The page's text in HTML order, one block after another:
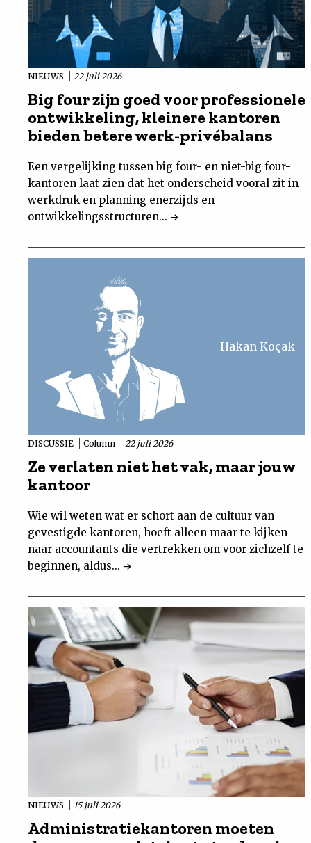
NIEUWS 22 juli 2026
Big four zijn goed voor professionele
ontwikkeling, kleinere kantoren
bieden betere werk-privébalans
Een vergelijking tussen big four- en niet-big four-
kantoren laat zien dat het onderscheid vooral zit in
werkdruk en planning enerzijds en
ontwikkelingsstructuren...
Hakan Koçak
DISCUSSIE Column 22 juli 2026
Ze verlaten niet het vak, maar jouw
kantoor
Wie wil weten wat er schort aan de cultuur van
gevestigde kantoren, hoeft alleen maar te kijken
naar accountants die vertrekken om voor zichzelf te
beginnen, aldus...
NIEUWS 15 juli 2026
Administratiekantoren moeten